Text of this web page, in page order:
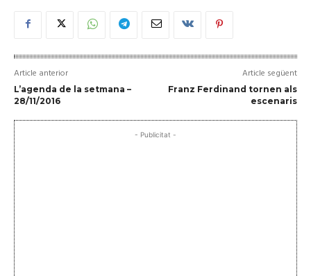
Article anterior
L’agenda de la setmana –
28/11/2016
Article següent
Franz Ferdinand tornen als
escenaris
- Publicitat -